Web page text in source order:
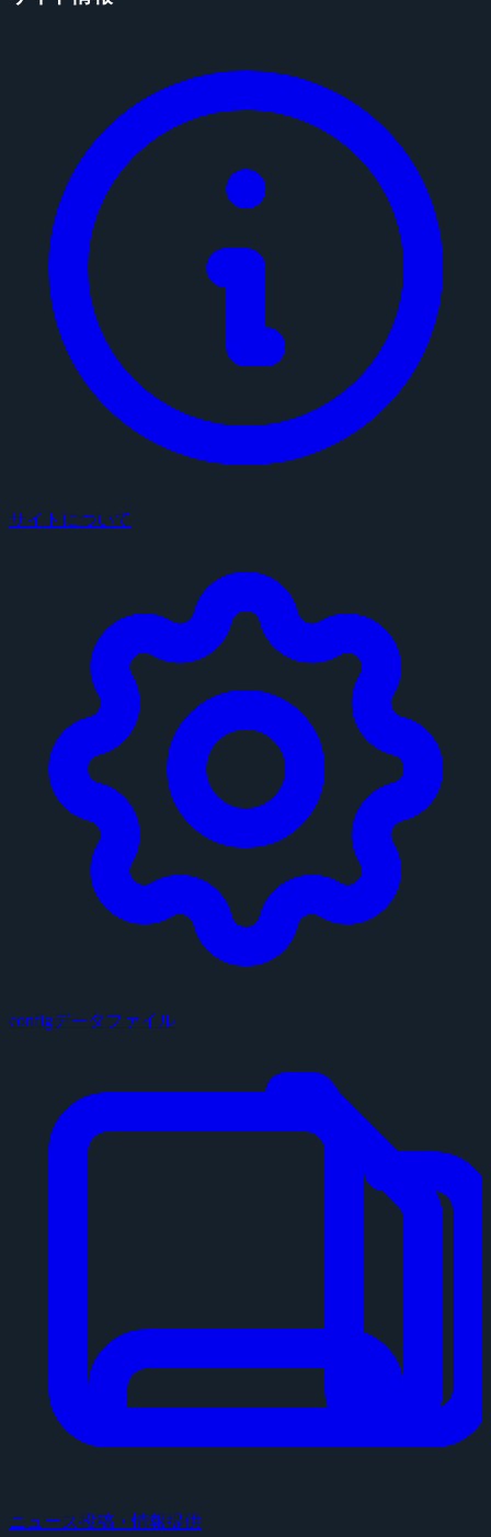
サイトについて
configデータファイル
ニュース投稿・情報提供